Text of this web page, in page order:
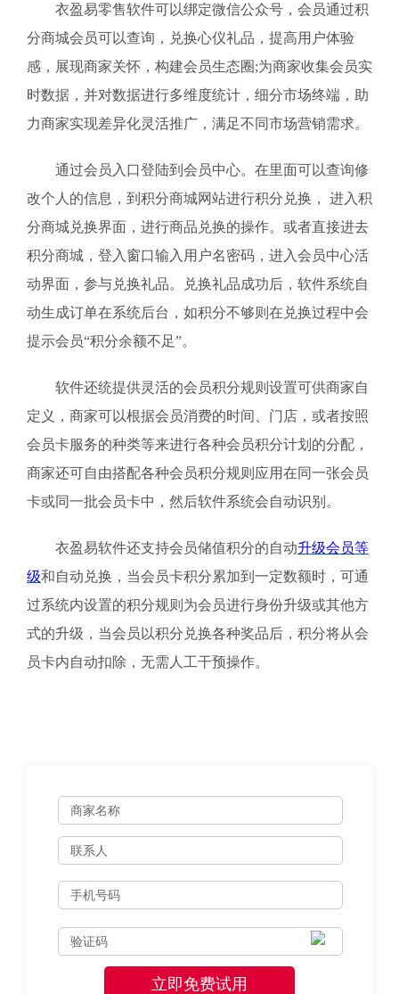
衣盈易零售软件可以绑定微信公众号，会员通过积
分商城会员可以查询，兑换心仪礼品，提高用户体验
感，展现商家关怀，构建会员生态圈;为商家收集会员实
时数据，并对数据进行多维度统计，细分市场终端，助
力商家实现差异化灵活推广，满足不同市场营销需求。
通过会员入口登陆到会员中心。在里面可以查询修
改个人的信息，到积分商城网站进行积分兑换， 进入积
分商城兑换界面，进行商品兑换的操作。或者直接进去
积分商城，登入窗口输入用户名密码，进入会员中心活
动界面，参与兑换礼品。兑换礼品成功后，软件系统自
动生成订单在系统后台，如积分不够则在兑换过程中会
提示会员“积分余额不足”。
软件还统提供灵活的会员积分规则设置可供商家自
定义，商家可以根据会员消费的时间、门店，或者按照
会员卡服务的种类等来进行各种会员积分计划的分配，
商家还可自由搭配各种会员积分规则应用在同一张会员
卡或同一批会员卡中，然后软件系统会自动识别。
衣盈易软件还支持会员储值积分的自动升级会员等
级和自动兑换，当会员卡积分累加到一定数额时，可通
过系统内设置的积分规则为会员进行身份升级或其他方
式的升级，当会员以积分兑换各种奖品后，积分将从会
员卡内自动扣除，无需人工干预操作。